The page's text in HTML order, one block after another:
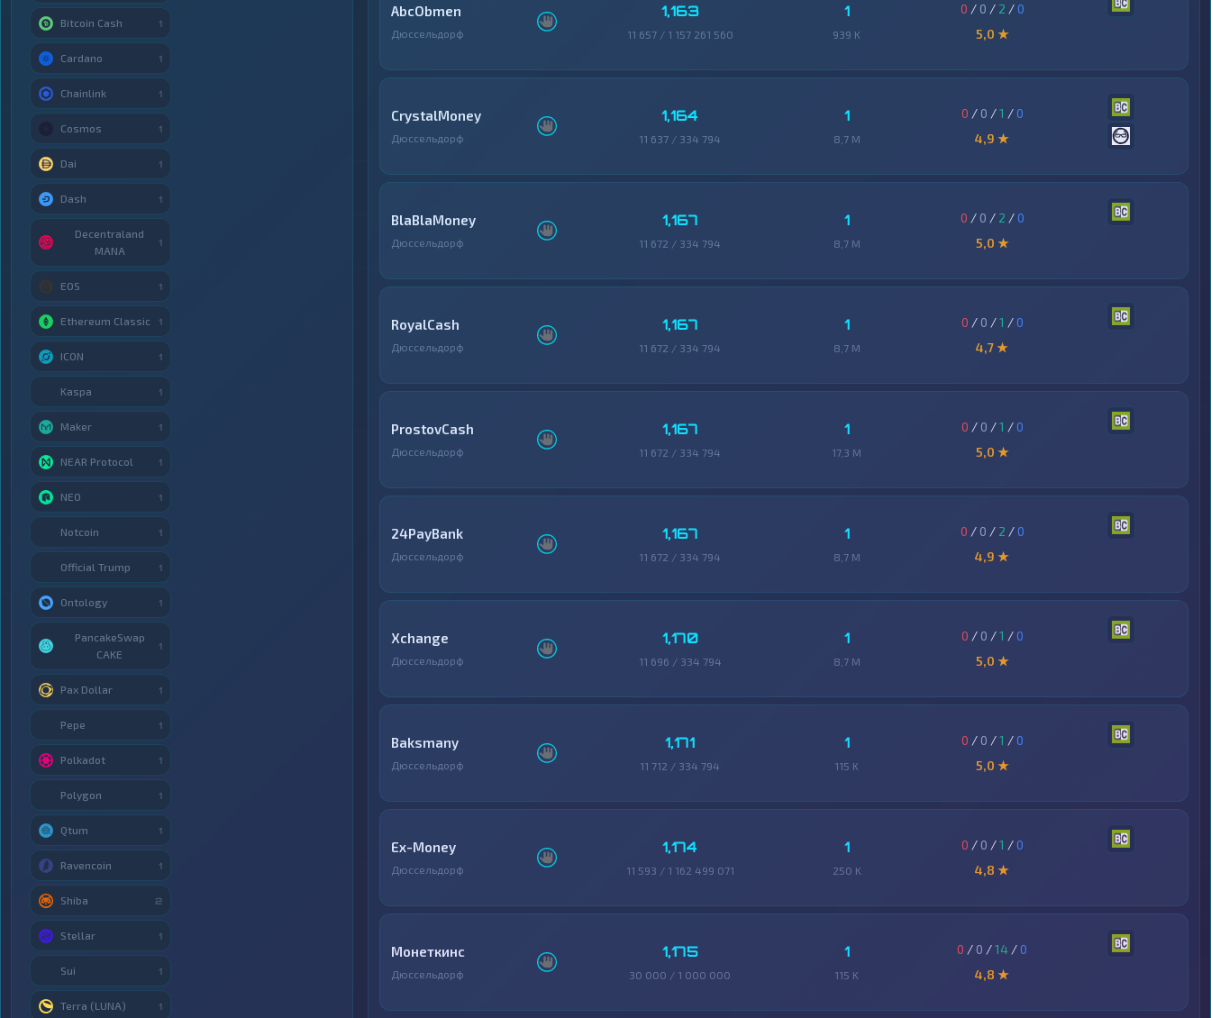
AbcObmen
Дюссельдорф
1,163
11 657 / 1 157 261 560
1
939 K
0 / 0 / 2 /0
5,0 ★
CrystalMoney
Дюссельдорф
1,164
11 637 / 334 794
1
8,7 M
0 / 0 /1 /0
4,9 ★
BlaBlaMoney
Дюссельдорф
1,167
11 672 / 334 794
1
8,7 M
0 / 0 / 2 /0
5,0 ★
RoyalCash
Дюссельдорф
1,167
11 672 / 334 794
1
8,7 M
0 / 0 /1 /0
4,7 ★
ProstovCash
Дюссельдорф
1,167
11 672 / 334 794
1
17,3 M
0 / 0 /1 /0
5,0 ★
24PayBank
Дюссельдорф
1,167
11 672 / 334 794
1
8,7 M
0 / 0 / 2 /0
4,9 ★
Xchange
Дюссельдорф
1,170
11 696 / 334 794
1
8,7 M
0 / 0 /1 /0
5,0 ★
Baksmany
Дюссельдорф
1,171
11 712 / 334 794
1
115 K
0 / 0 /1 /0
5,0 ★
Ex-Money
Дюссельдорф
1,174
11 593 / 1 162 499 071
1
250 K
0 / 0 /1 /0
4,8 ★
Монеткинс
Дюссельдорф
1,175
30 000 / 1 000 000
1
115 K
0 / 0 /14 /0
4,8 ★
Bitcoin Cash 1
Cardano 1
Chainlink 1
Cosmos 1
Dai 1
Dash 1
Decentraland
MANA
1
EOS 1
Ethereum Classic 1
ICON 1
Kaspa 1
Maker 1
NEAR Protocol 1
NEO 1
Notcoin 1
Official Trump 1
Ontology 1
PancakeSwap
CAKE
1
Pax Dollar 1
Pepe 1
Polkadot 1
Polygon 1
Qtum 1
Ravencoin 1
Shiba 2
Stellar 1
Sui 1
Terra (LUNA) 1